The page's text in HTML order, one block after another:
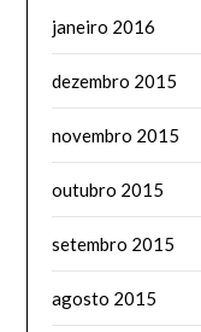
janeiro 2016
dezembro 2015
novembro 2015
outubro 2015
setembro 2015
agosto 2015